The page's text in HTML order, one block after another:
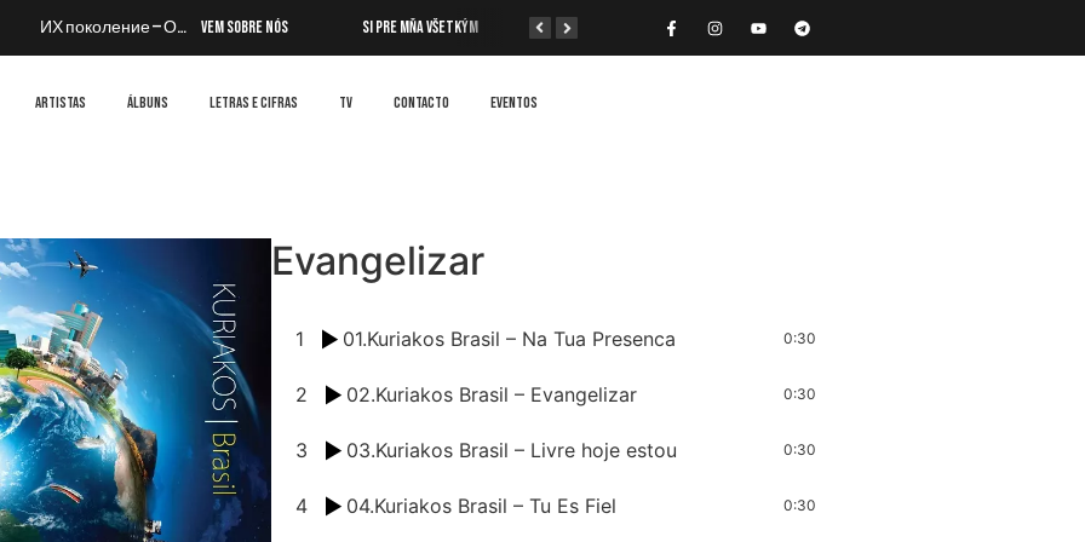
ИХ поколение — О Нём Vem Sobre Nós Si Pre Mňa Všetkým Propósito Иисус из Назарета
ARTISTAS ÁLBUNS LETRAS E CIFRAS TV CONTACTO EVENTOS
Evangelizar
1 01.Kuriakos Brasil – Na Tua Presenca 0:30
2 02.Kuriakos Brasil – Evangelizar 0:30
3 03.Kuriakos Brasil – Livre hoje estou 0:30
4 04.Kuriakos Brasil – Tu Es Fiel 0:30